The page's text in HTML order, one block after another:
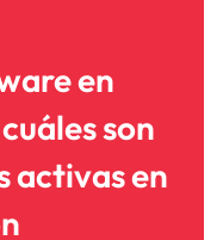
en
son
activas en